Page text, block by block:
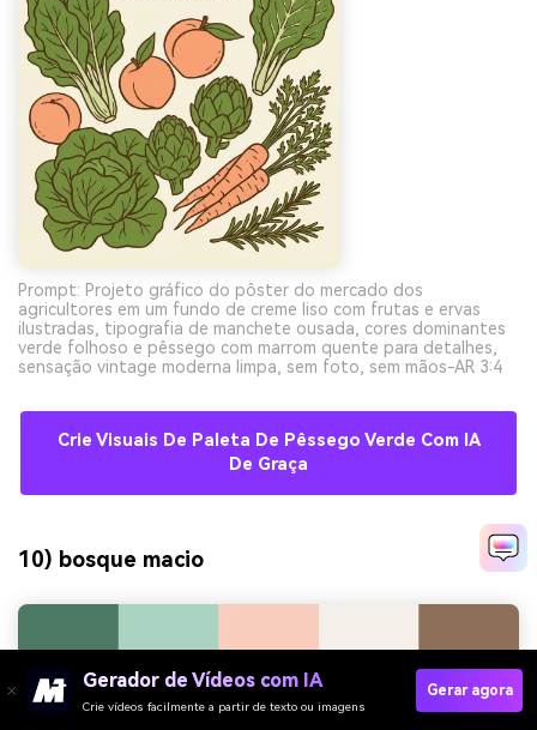
Prompt: Projeto gráfico do pôster do mercado dos
agricultores em um fundo de creme liso com frutas e ervas
ilustradas, tipografia de manchete ousada, cores dominantes
verde folhoso e pêssego com marrom quente para detalhes,
sensação vintage moderna limpa, sem foto, sem mãos-AR 3:4
Crie Visuais De Paleta De Pêssego Verde Com IA
De Graça
10) bosque macio
Gerador de Vídeos com IA
Crie vídeos facilmente a partir de texto ou imagens
Gerar agora